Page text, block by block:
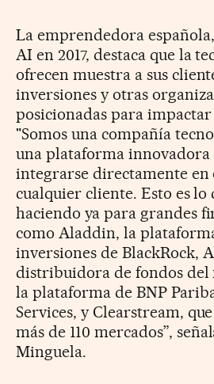
La emprendedora
AI en 2017, destaca que la
ofrecen muestra a sus
inversiones y otras
posicionadas para
"Somos una compañía
una plataforma innovadora
integrarse directamente en
cualquier cliente. Esto es lo
haciendo ya para grandes
como Aladdin, la
inversiones de BlackRock,
distribuidora de fondos del
la plataforma de BNP
Services, y Clearstream,
más de 110 mercados”,
Minguela.